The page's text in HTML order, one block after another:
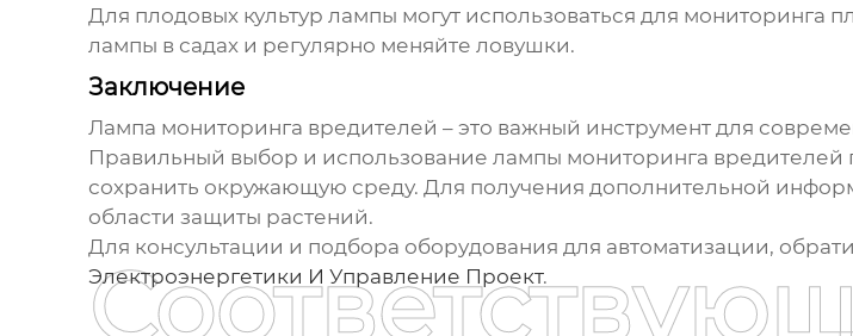
Для плодовых культур лампы могут использоваться для мониторинга
лампы в садах и регулярно меняйте ловушки.
Заключение
Лампа мониторинга вредителей – это важный инструмент для
Правильный выбор и использование лампы мониторинга вредителей
сохранить окружающую среду. Для получения дополнительной
области защиты растений.
Для консультации и подбора оборудования для автоматизации,
Электроэнергетики И Управление Проект.